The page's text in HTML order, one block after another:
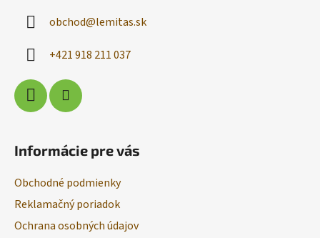
obchod@lemitas.sk
+421 918 211 037
Informácie pre vás
Obchodné podmienky
Reklamačný poriadok
Ochrana osobných údajov